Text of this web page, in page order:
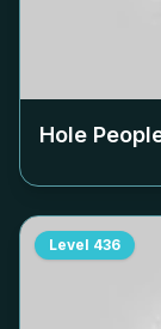
Hole
Level 436